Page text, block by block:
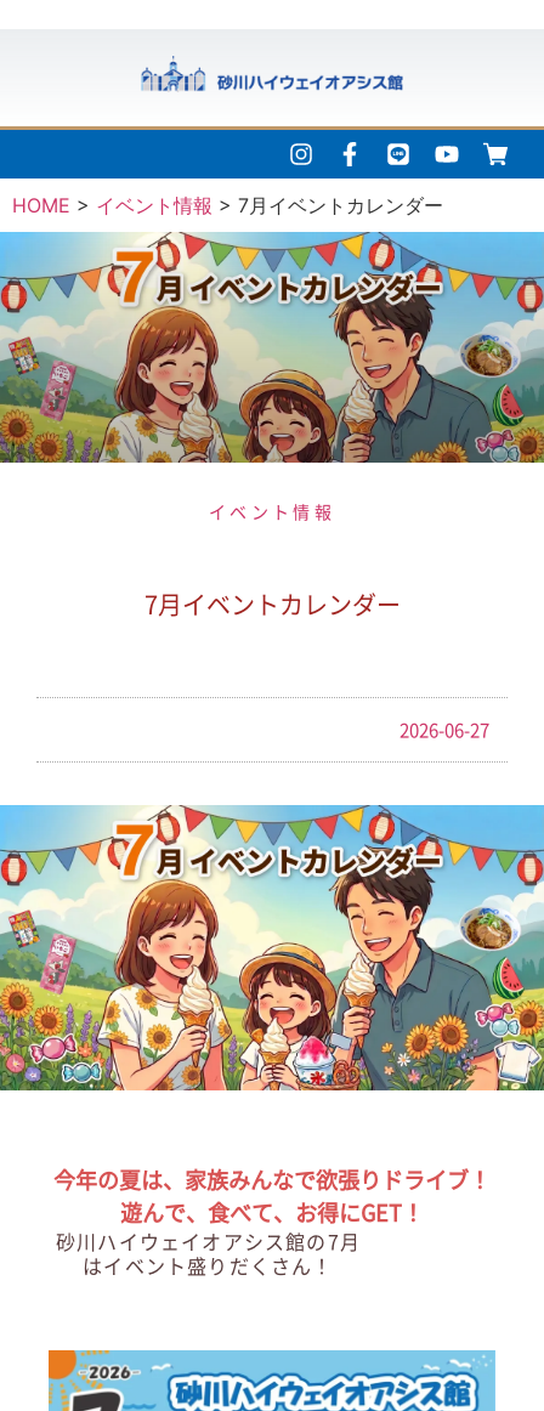
HOME > イベント情報 > 7月イベントカレンダー
イベント情報
7月イベントカレンダー
2026-06-27
今年の夏は、家族みんなで欲張りドライブ！
遊んで、食べて、お得にGET！
砂川ハイウェイオアシス館の7月
はイベント盛りだくさん！